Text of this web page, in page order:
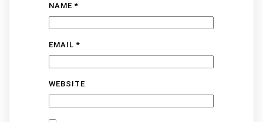
NAME *
EMAIL *
WEBSITE